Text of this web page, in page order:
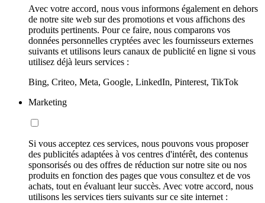
Avec votre accord, nous vous informons également en dehors
de notre site web sur des promotions et vous affichons des
produits pertinents. Pour ce faire, nous comparons vos
données personnelles cryptées avec les fournisseurs externes
suivants et utilisons leurs canaux de publicité en ligne si vous
utilisez déjà leurs services :
Bing, Criteo, Meta, Google, LinkedIn, Pinterest, TikTok
Marketing
Si vous acceptez ces services, nous pouvons vous proposer
des publicités adaptées à vos centres d'intérêt, des contenus
sponsorisés ou des offres de réduction sur notre site ou nos
produits en fonction des pages que vous consultez et de vos
achats, tout en évaluant leur succès. Avec votre accord, nous
utilisons les services tiers suivants sur ce site internet :